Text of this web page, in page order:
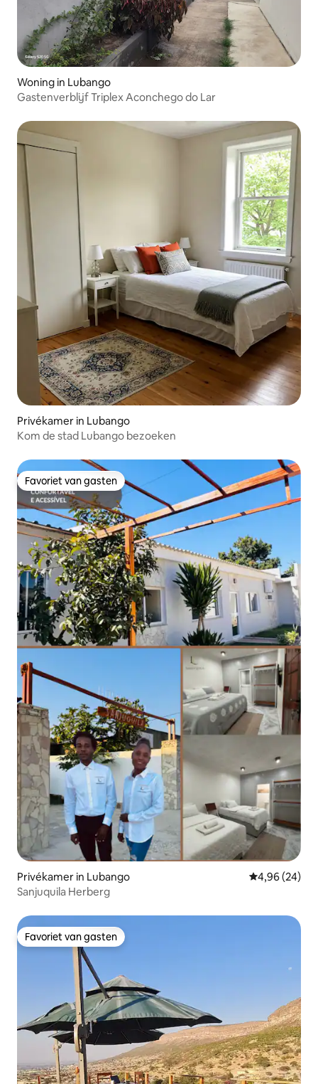
Woning in Lubango
Gastenverblijf Triplex Aconchego do Lar
Privékamer in Lubango
Kom de stad Lubango bezoeken
Favoriet van gasten
Favoriet van gasten
Privékamer in Lubango Gemiddelde
4,96 (24)
Sanjuquila Herberg
Favoriet van gasten
Favoriet van gasten